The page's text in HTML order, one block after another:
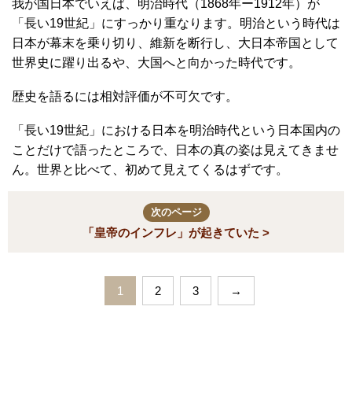
我が国日本でいえば、明治時代（1868年ー1912年）が
「長い19世紀」にすっかり重なります。明治という時代は
日本が幕末を乗り切り、維新を断行し、大日本帝国として
世界史に躍り出るや、大国へと向かった時代です。
歴史を語るには相対評価が不可欠です。
「長い19世紀」における日本を明治時代という日本国内の
ことだけで語ったところで、日本の真の姿は見えてきませ
ん。世界と比べて、初めて見えてくるはずです。
次のページ
「皇帝のインフレ」が起きていた >
1 2 3 →